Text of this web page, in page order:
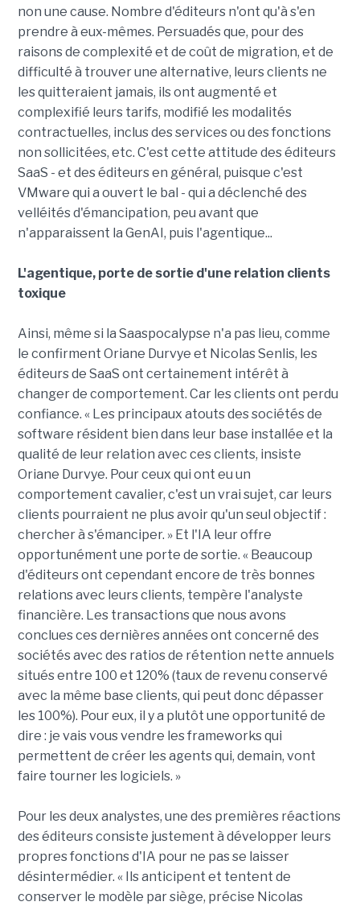
non une cause. Nombre d'éditeurs n'ont qu'à s'en
prendre à eux-mêmes. Persuadés que, pour des
raisons de complexité et de coût de migration, et de
difficulté à trouver une alternative, leurs clients ne
les quitteraient jamais, ils ont augmenté et
complexifié leurs tarifs, modifié les modalités
contractuelles, inclus des services ou des fonctions
non sollicitées, etc. C'est cette attitude des éditeurs
SaaS - et des éditeurs en général, puisque c'est
VMware qui a ouvert le bal - qui a déclenché des
velléités d'émancipation, peu avant que
n'apparaissent la GenAI, puis l'agentique...
L'agentique, porte de sortie d'une relation clients
toxique
Ainsi, même si la Saaspocalypse n'a pas lieu, comme
le confirment Oriane Durvye et Nicolas Senlis, les
éditeurs de SaaS ont certainement intérêt à
changer de comportement. Car les clients ont perdu
confiance. « Les principaux atouts des sociétés de
software résident bien dans leur base installée et la
qualité de leur relation avec ces clients, insiste
Oriane Durvye. Pour ceux qui ont eu un
comportement cavalier, c'est un vrai sujet, car leurs
clients pourraient ne plus avoir qu'un seul objectif :
chercher à s'émanciper. » Et l'IA leur offre
opportunément une porte de sortie. « Beaucoup
d'éditeurs ont cependant encore de très bonnes
relations avec leurs clients, tempère l'analyste
financière. Les transactions que nous avons
conclues ces dernières années ont concerné des
sociétés avec des ratios de rétention nette annuels
situés entre 100 et 120% (taux de revenu conservé
avec la même base clients, qui peut donc dépasser
les 100%). Pour eux, il y a plutôt une opportunité de
dire : je vais vous vendre les frameworks qui
permettent de créer les agents qui, demain, vont
faire tourner les logiciels. »
Pour les deux analystes, une des premières réactions
des éditeurs consiste justement à développer leurs
propres fonctions d'IA pour ne pas se laisser
désintermédier. « Ils anticipent et tentent de
conserver le modèle par siège, précise Nicolas